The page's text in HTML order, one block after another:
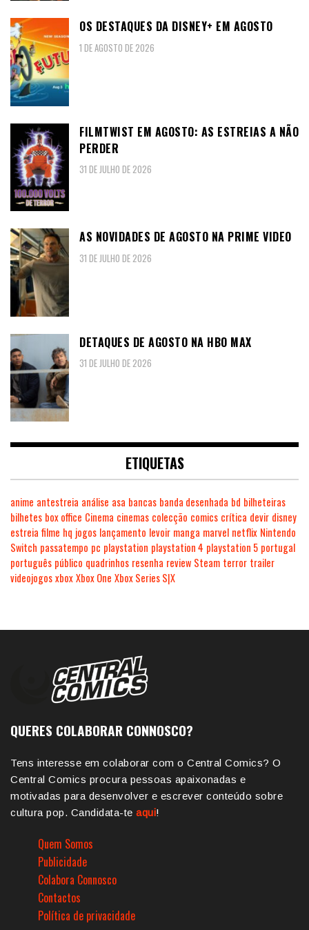
OS DESTAQUES DA DISNEY+ EM AGOSTO
1 DE AGOSTO DE 2026
FILMTWIST EM AGOSTO: AS ESTREIAS A NÃO
PERDER
31 DE JULHO DE 2026
AS NOVIDADES DE AGOSTO NA PRIME VIDEO
31 DE JULHO DE 2026
DETAQUES DE AGOSTO NA HBO MAX
31 DE JULHO DE 2026
ETIQUETAS
anime antestreia análise asa bancas banda desenhada bd bilheteiras
bilhetes box office Cinema cinemas colecção comics crítica devir disney
estreia filme hq jogos lançamento levoir manga marvel netflix Nintendo
Switch passatempo pc playstation playstation 4 playstation 5 portugal
português público quadrinhos resenha review Steam terror trailer
videojogosxboxXbox One Xbox Series S|X
QUERES COLABORAR CONNOSCO?
Tens interesse em colaborar com o Central Comics? O
Central Comics procura pessoas apaixonadas e
motivadas para desenvolver e escrever conteúdo sobre
cultura pop. Candidata-te aqui!
Quem Somos
Publicidade
Colabora Connosco
Contactos
Política de privacidade